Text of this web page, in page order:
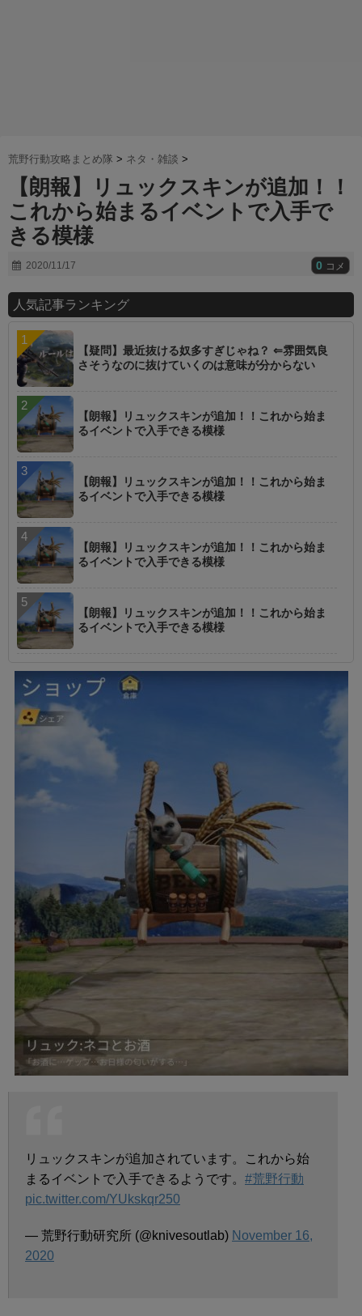
荒野行動攻略まとめ隊 > ネタ・雑談 >
【朗報】リュックスキンが追加！！
これから始まるイベントで入手で
きる模様
2020/11/17 0 コメ
人気記事ランキング
【疑問】最近抜ける奴多すぎじゃね？ ⇐雰囲気良
さそうなのに抜けていくのは意味が分からない
【朗報】リュックスキンが追加！！これから始ま
るイベントで入手できる模様
【朗報】リュックスキンが追加！！これから始ま
るイベントで入手できる模様
【朗報】リュックスキンが追加！！これから始ま
るイベントで入手できる模様
【朗報】リュックスキンが追加！！これから始ま
るイベントで入手できる模様
リュックスキンが追加されています。これから始
まるイベントで入手できるようです。 #荒野行動
pic.twitter.com/YUkskqr250
— 荒野行動研究所 (@knivesoutlab) November 16,
2020